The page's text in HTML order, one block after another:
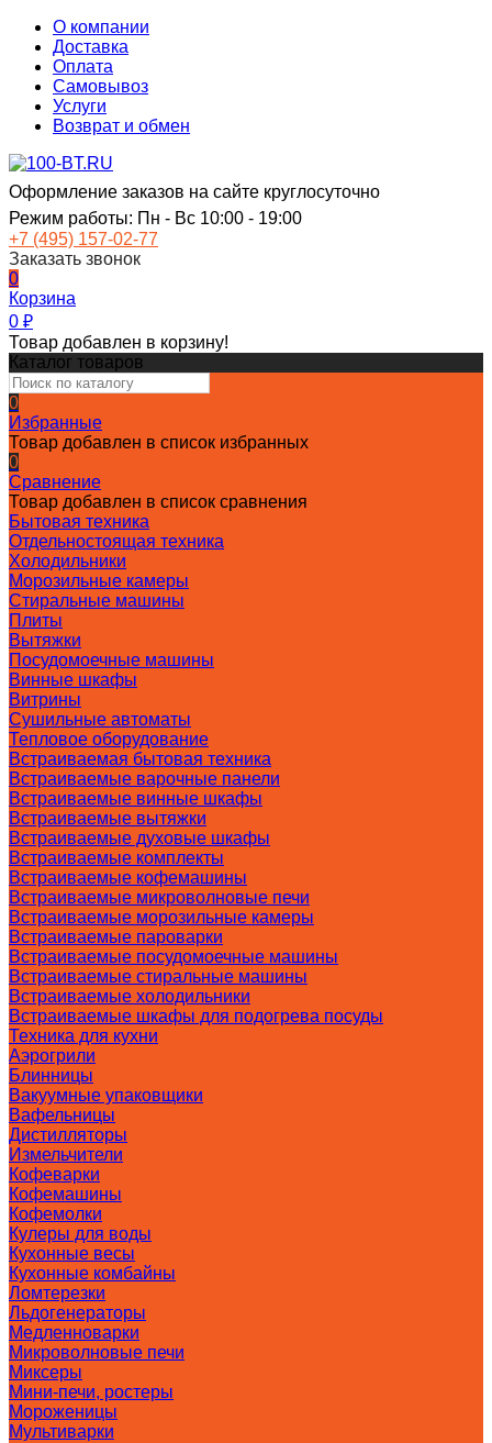
О компании
Доставка
Оплата
Самовывоз
Услуги
Возврат и обмен
Оформление заказов на сайте круглосуточно
Режим работы: Пн - Вс 10:00 - 19:00
+7 (495) 157-02-77
Заказать звонок
0
Корзина
0 ₽
Товар добавлен в корзину!
Каталог товаров
0
Избранные
Товар добавлен в список избранных
0
Сравнение
Товар добавлен в список сравнения
Бытовая техника
Отдельностоящая техника
Холодильники
Морозильные камеры
Стиральные машины
Плиты
Вытяжки
Посудомоечные машины
Винные шкафы
Витрины
Сушильные автоматы
Тепловое оборудование
Встраиваемая бытовая техника
Встраиваемые варочные панели
Встраиваемые винные шкафы
Встраиваемые вытяжки
Встраиваемые духовые шкафы
Встраиваемые комплекты
Встраиваемые кофемашины
Встраиваемые микроволновые печи
Встраиваемые морозильные камеры
Встраиваемые пароварки
Встраиваемые посудомоечные машины
Встраиваемые стиральные машины
Встраиваемые холодильники
Встраиваемые шкафы для подогрева посуды
Техника для кухни
Аэрогрили
Блинницы
Вакуумные упаковщики
Вафельницы
Дистилляторы
Измельчители
Кофеварки
Кофемашины
Кофемолки
Кулеры для воды
Кухонные весы
Кухонные комбайны
Ломтерезки
Льдогенераторы
Медленноварки
Микроволновые печи
Миксеры
Мини-печи, ростеры
Мороженицы
Мультиварки